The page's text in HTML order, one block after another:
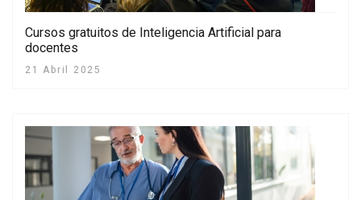
Cursos gratuitos de Inteligencia Artificial para
docentes
21 Abril 2025